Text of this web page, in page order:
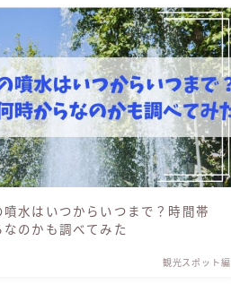
噴水はいつからいつまで？時間帯
なのかも調べてみた
観光スポット編